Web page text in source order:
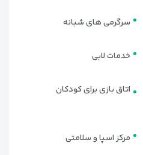
سرگرمی های شبانه
خدمات لابی
اتاق بازی برای کودکان
مرکز اسپا و سلامتی